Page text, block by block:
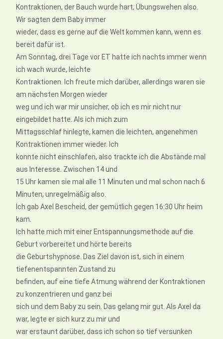
Kontraktionen, der Bauch wurde hart, Übungswehen also.
Wir sagten dem Baby immer
wieder, dass es gerne auf die Welt kommen kann, wenn es
bereit dafür ist.
Am Sonntag, drei Tage vor ET hatte ich nachts immer wenn
ich wach wurde, leichte
Kontraktionen. Ich freute mich darüber, allerdings waren sie
am nächsten Morgen wieder
weg und ich war mir unsicher, ob ich es mir nicht nur
eingebildet hatte. Als ich mich zum
Mittagsschlaf hinlegte, kamen die leichten, angenehmen
Kontraktionen immer wieder. Ich
konnte nicht einschlafen, also trackte ich die Abstände mal
aus Interesse. Zwischen 14 und
15 Uhr kamen sie mal alle 11 Minuten und mal schon nach 6
Minuten, unregelmäßig also.
Ich gab Axel Bescheid, der gemütlich gegen 16:30 Uhr heim
kam.
Ich hatte mich mit einer Entspannungsmethode auf die
Geburt vorbereitet und hörte bereits
die Geburtshypnose. Das Ziel davon ist, sich in einem
tiefenentspannten Zustand zu
befinden, auf eine tiefe Atmung während der Kontraktionen
zu konzentrieren und ganz bei
sich und dem Baby zu sein. Das gelang mir gut. Als Axel da
war, legte er sich kurz zu mir und
war erstaunt darüber, dass ich schon so tief versunken